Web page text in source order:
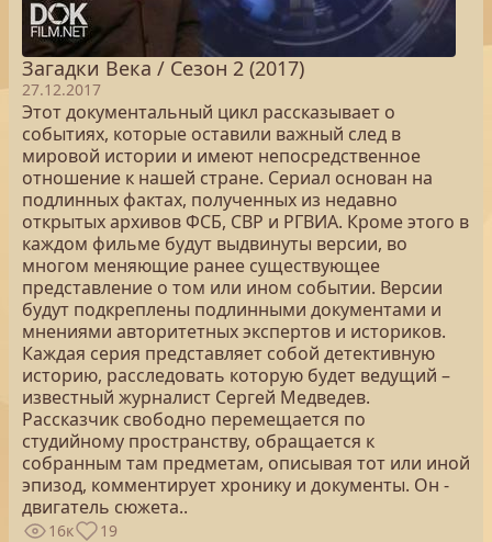
Загадки Века / Сезон 2 (2017)
27.12.2017
Этот документальный цикл рассказывает о
событиях, которые оставили важный след в
мировой истории и имеют непосредственное
отношение к нашей стране. Сериал основан на
подлинных фактах, полученных из недавно
открытых архивов ФСБ, СВР и РГВИА. Кроме этого в
каждом фильме будут выдвинуты версии, во
многом меняющие ранее существующее
представление о том или ином событии. Версии
будут подкреплены подлинными документами и
мнениями авторитетных экспертов и историков.
Каждая серия представляет собой детективную
историю, расследовать которую будет ведущий –
известный журналист Сергей Медведев.
Рассказчик свободно перемещается по
студийному пространству, обращается к
собранным там предметам, описывая тот или иной
эпизод, комментирует хронику и документы. Он -
двигатель сюжета..
16к 19